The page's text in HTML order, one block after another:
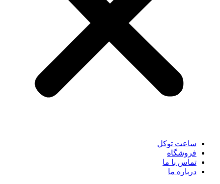
ساعت توکل
فروشگاه
تماس با ما
درباره ما